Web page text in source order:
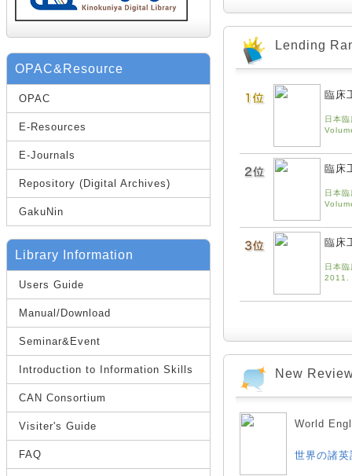
OPAC&Resource
OPAC
E-Resources
E-Journals
Repository (Digital Archives)
GakuNin
Library Information
Users Guide
Manual/Download
Seminar&Event
Introduction to Information Skills
CAN Consortium
Visiter's Guide
FAQ
Lending
臨床
日本
臨床
日本
臨床
日本
2011.
New
World
世界の諸